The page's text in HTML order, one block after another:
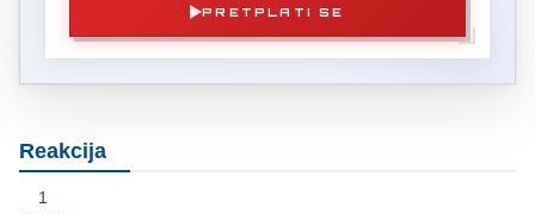
PRETPLATI SE
Reakcija
1